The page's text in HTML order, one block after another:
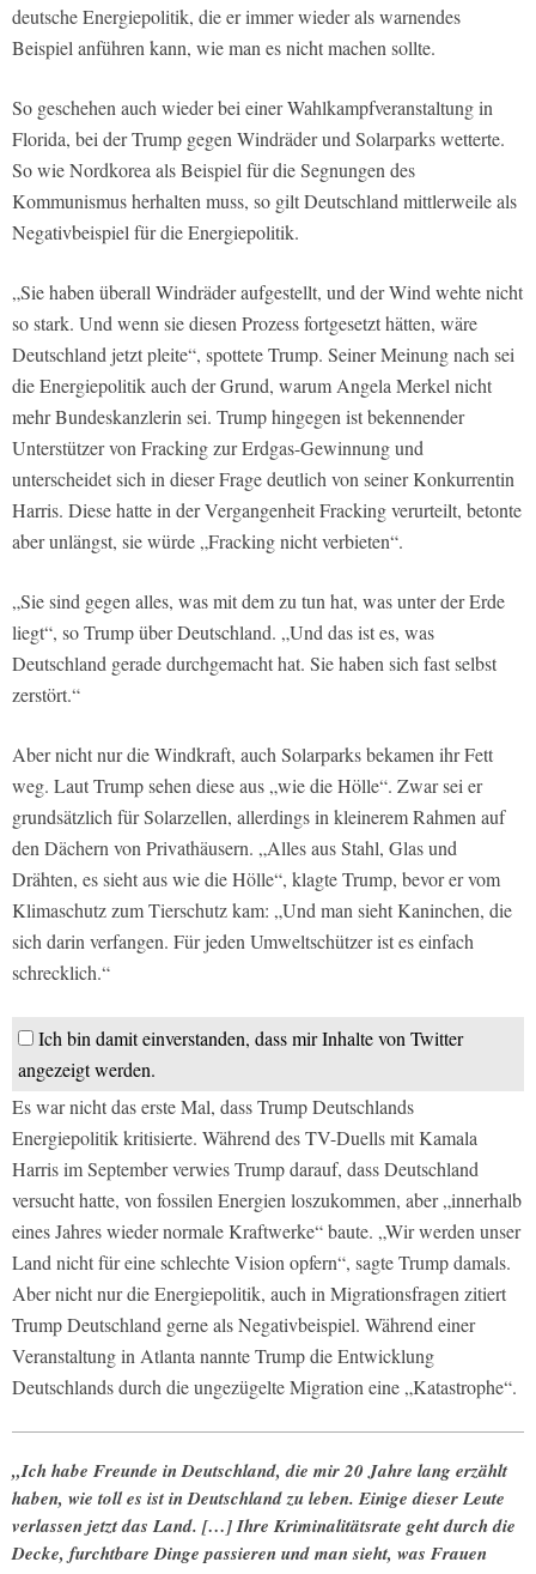
deutsche Energiepolitik, die er immer wieder als warnendes
Beispiel anführen kann, wie man es nicht machen sollte.
So geschehen auch wieder bei einer Wahlkampfveranstaltung in
Florida, bei der Trump gegen Windräder und Solarparks wetterte.
So wie Nordkorea als Beispiel für die Segnungen des
Kommunismus herhalten muss, so gilt Deutschland mittlerweile als
Negativbeispiel für die Energiepolitik.
„Sie haben überall Windräder aufgestellt, und der Wind wehte nicht
so stark. Und wenn sie diesen Prozess fortgesetzt hätten, wäre
Deutschland jetzt pleite“, spottete Trump. Seiner Meinung nach sei
die Energiepolitik auch der Grund, warum Angela Merkel nicht
mehr Bundeskanzlerin sei. Trump hingegen ist bekennender
Unterstützer von Fracking zur Erdgas-Gewinnung und
unterscheidet sich in dieser Frage deutlich von seiner Konkurrentin
Harris. Diese hatte in der Vergangenheit Fracking verurteilt, betonte
aber unlängst, sie würde „Fracking nicht verbieten“.
„Sie sind gegen alles, was mit dem zu tun hat, was unter der Erde
liegt“, so Trump über Deutschland. „Und das ist es, was
Deutschland gerade durchgemacht hat. Sie haben sich fast selbst
zerstört.“
Aber nicht nur die Windkraft, auch Solarparks bekamen ihr Fett
weg. Laut Trump sehen diese aus „wie die Hölle“. Zwar sei er
grundsätzlich für Solarzellen, allerdings in kleinerem Rahmen auf
den Dächern von Privathäusern. „Alles aus Stahl, Glas und
Drähten, es sieht aus wie die Hölle“, klagte Trump, bevor er vom
Klimaschutz zum Tierschutz kam: „Und man sieht Kaninchen, die
sich darin verfangen. Für jeden Umweltschützer ist es einfach
schrecklich.“
Ich bin damit einverstanden, dass mir Inhalte von Twitter
angezeigt werden.
Es war nicht das erste Mal, dass Trump Deutschlands
Energiepolitik kritisierte. Während des TV-Duells mit Kamala
Harris im September verwies Trump darauf, dass Deutschland
versucht hatte, von fossilen Energien loszukommen, aber „innerhalb
eines Jahres wieder normale Kraftwerke“ baute. „Wir werden unser
Land nicht für eine schlechte Vision opfern“, sagte Trump damals.
Aber nicht nur die Energiepolitik, auch in Migrationsfragen zitiert
Trump Deutschland gerne als Negativbeispiel. Während einer
Veranstaltung in Atlanta nannte Trump die Entwicklung
Deutschlands durch die ungezügelte Migration eine „Katastrophe“.
„Ich habe Freunde in Deutschland, die mir 20 Jahre lang erzählt
haben, wie toll es ist in Deutschland zu leben. Einige dieser Leute
verlassen jetzt das Land. […] Ihre Kriminalitätsrate geht durch die
Decke, furchtbare Dinge passieren und man sieht, was Frauen